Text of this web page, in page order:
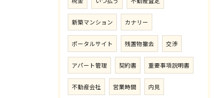
新築マンション カナリー
ポータルサイト 残置物撤去 交渉
アパート管理 契約書 重要事項説明書
不動産会社 営業時間 内見